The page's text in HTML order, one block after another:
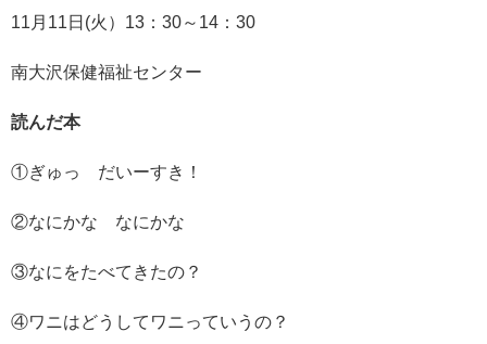
11月11日(火）13：30～14：30
南大沢保健福祉センター
読んだ本
①ぎゅっ だいーすき！
②なにかな なにかな
③なにをたべてきたの？
④ワニはどうしてワニっていうの？